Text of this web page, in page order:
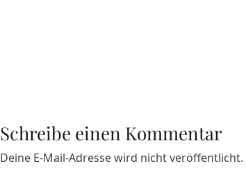
Schreibe einen Kommentar
Deine E-Mail-Adresse wird nicht veröffentlicht.